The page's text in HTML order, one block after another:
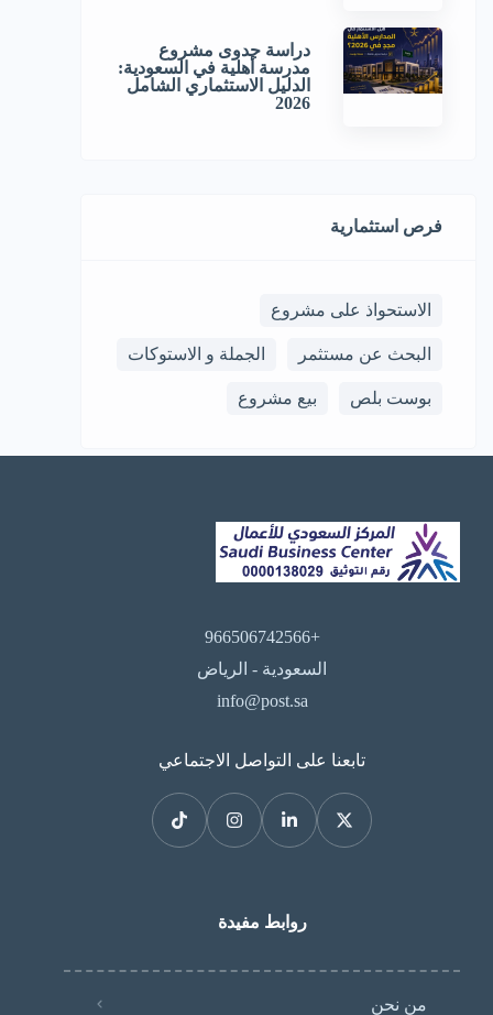
دراسة جدوى مشروع
مدرسة أهلية في السعودية:
الدليل الاستثماري الشامل
2026
فرص استثمارية
الاستحواذ على مشروع
البحث عن مستثمر الجملة و الاستوكات
بوست بلص بيع مشروع
+966506742566
السعودية - الرياض
info@post.sa
تابعنا على التواصل الاجتماعي
روابط مفيدة
من نحن